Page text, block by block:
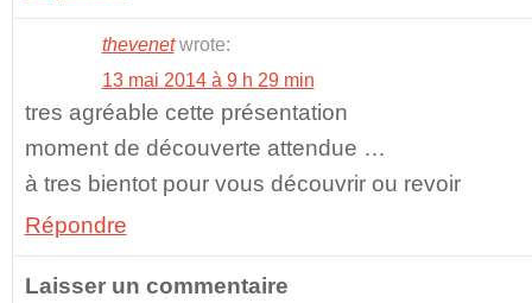
thevenet wrote:
13 mai 2014 à 9 h 29 min
tres agréable cette présentation
moment de découverte attendue …
à tres bientot pour vous découvrir ou revoir
Répondre
Laisser un commentaire